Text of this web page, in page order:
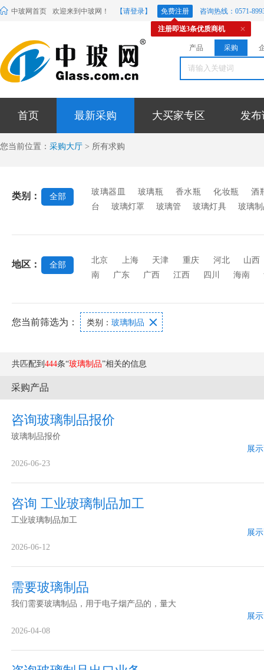
中玻网首页 欢迎来到中玻网！ 【请登录】 免费注册 咨询热线：0571-
注册即送3条优质商机
产品 采购
首页 最新采购 大买家专区 发布
您当前位置： 采购大厅 > 所有求购
类别： 全部
玻璃器皿 玻璃瓶 香水瓶 化妆瓶
酒
台
玻璃灯罩 玻璃管 玻璃灯具
玻璃
缸
相框玻璃 玻璃调料瓶 包装托盘 其
地区： 全部
北京 上海 天津 重庆 河北
山西
南
广东 广西 江西 四川 海南
您当前筛选为： 类别： 玻璃制品 
共匹配到 444条“玻璃制品”相关的信息
采购产品
咨询玻璃制品报价
玻璃制品报价
展
2026-06-23
咨询 工业玻璃制品加工
工业玻璃制品加工
展
2026-06-12
需要玻璃制品
我们需要玻璃制品，用于电子烟产品的，量大
展
2026-04-08